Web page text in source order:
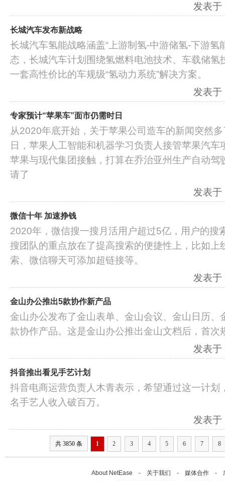
发表
长城汽车发布新战略
长城汽车氢能战略涵盖“上游制氢-中游储氢-下游氢
态，长城汽车计划围绕氢燃料电池技术、车载储氢
一套高性价比的车规级“氢动力系统”解决方案。
发表
专家预计“苹果车”面市仍需时日
从2020年底开始，关于苹果公司造车的新闻突然
日，苹果人工智能和机器学习负责人接管苹果汽
苹果与现代集团接触，打算在乔治亚州生产自动驾
请了
发表
微信十年 加速挣钱
2020年，微信搜一搜月活用户超过5亿，用户的搜
搜团队的重点放在了提高搜索的便捷性上，比如上
索、微信聊天可添加超链接等。
发表
金山办公推出5款协作新产品
金山办公发布了金山表单、金山会议、金山日历、
款协作产品。这是金山办公推出金山文档后，首次
发表
抖音推出看见手艺计划
抖音电商运营负责人木青表示，希望通过这一计划
名手艺人收入破百万。
发表
共 3850 条 1 2 3 4 5 6 7 8
About NetEase - 关于我们 - 媒体合作 -